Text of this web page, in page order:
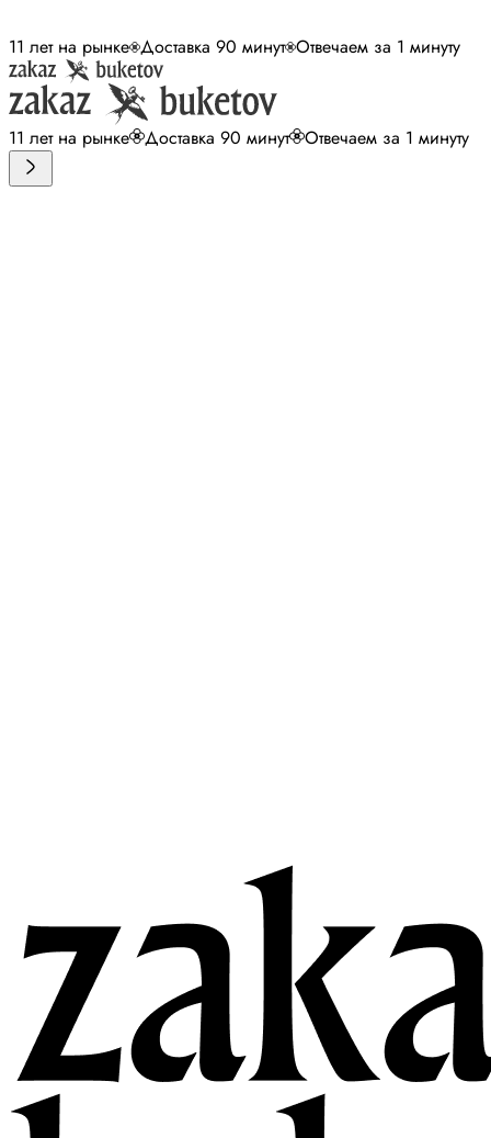
11 лет на рынке Доставка 90 минут Отвечаем за 1 минуту
11 лет на рынке Доставка 90 минут Отвечаем за 1 минуту